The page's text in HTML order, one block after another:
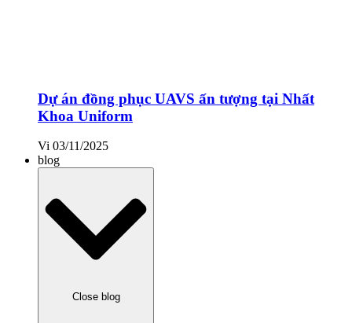
Dự án đồng phục UAVS ấn tượng tại Nhất
Khoa Uniform
Vi 03/11/2025
blog
Close blog